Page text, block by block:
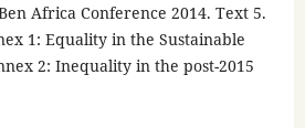
Africa Conference 2014. Text 5.
1: Equality in the Sustainable
2: Inequality in the post-2015